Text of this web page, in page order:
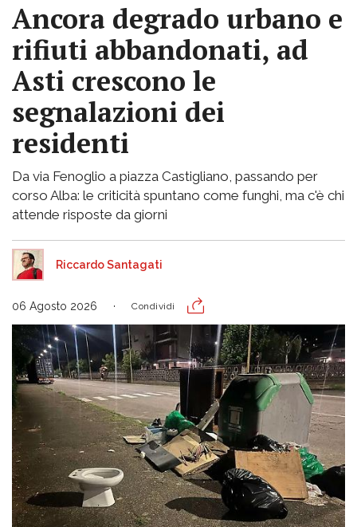
Ancora degrado urbano e
rifiuti abbandonati, ad
Asti crescono le
segnalazioni dei
residenti
Da via Fenoglio a piazza Castigliano, passando per
corso Alba: le criticità spuntano come funghi, ma c'è chi
attende risposte da giorni
Riccardo Santagati
06 Agosto 2026 Condividi